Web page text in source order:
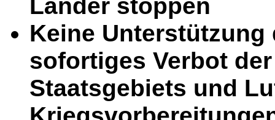
Länder stoppen
Keine
sofortiges Verbot
Staatsgebiets und